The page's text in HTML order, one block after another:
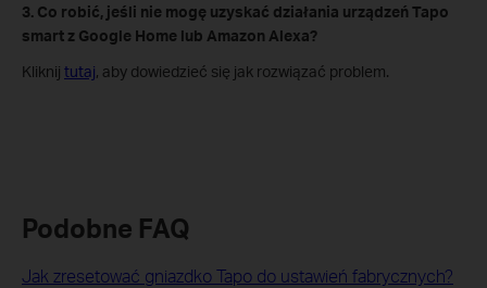
3. Co robić, jeśli nie mogę uzyskać działania urządzeń Tapo
smart z Google Home lub Amazon Alexa?
Kliknij tutaj, aby dowiedzieć się jak rozwiązać problem.
Podobne FAQ
Jak zresetować gniazdko Tapo do ustawień fabrycznych?